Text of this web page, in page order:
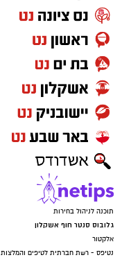
תוכנה לניהול בחירות
גלובוס סנטר חוף אשקלון
אלקטור
נטיפס - רשת חברתית לטיפים והמלצות